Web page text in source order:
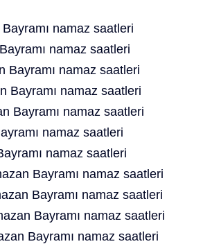
namaz saatleri
namaz saatleri
Bayramı namaz saatleri
Bayramı namaz saatleri
Bayramı namaz saatleri
namaz saatleri
namaz saatleri
Bayramı namaz saatleri
Bayramı namaz saatleri
Bayramı namaz saatleri
Bayramı namaz saatleri